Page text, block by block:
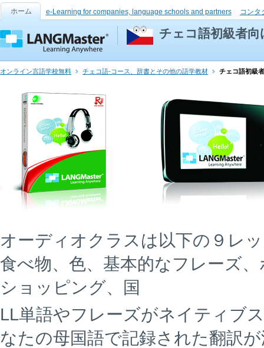
ホーム e-Learning for companies, language schools and partners コンタ
チェコ語初級者
オンライン言語学校無料 チェコ語-コース、辞書とその他の語学教材 チェコ語初級
オーディオクラスは以下の９レ
食べ物、色、基本的なフレーズ
ショッピング、国
LL単語やフレーズがネイティブ
なたの母国語で記録された翻訳